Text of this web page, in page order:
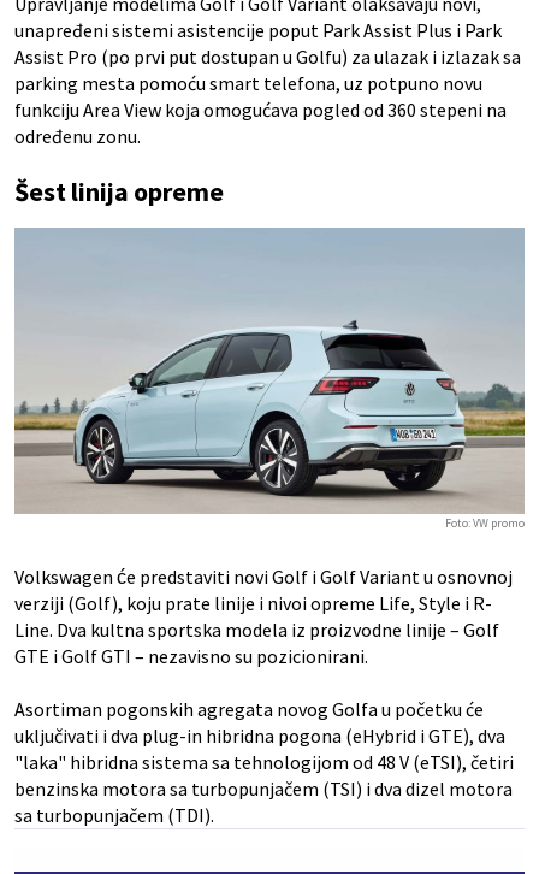
unapređeni sistemi asistencije poput Park Assist Plus i Park
Assist Pro (po prvi put dostupan u Golfu) za ulazak i izlazak sa
parking mesta pomoću smart telefona, uz potpuno novu
funkciju Area View koja omogućava pogled od 360 stepeni na
određenu zonu.
Šest linija opreme
Foto: VW promo
Volkswagen će predstaviti novi Golf i Golf Variant u osnovnoj
verziji (Golf), koju prate linije i nivoi opreme Life, Style i R-
Line. Dva kultna sportska modela iz proizvodne linije – Golf
GTE i Golf GTI – nezavisno su pozicionirani.
Asortiman pogonskih agregata novog Golfa u početku će
uključivati i dva plug-in hibridna pogona (eHybrid i GTE), dva
"laka" hibridna sistema sa tehnologijom od 48 V (eTSI), četiri
benzinska motora sa turbopunjačem (TSI) i dva dizel motora
sa turbopunjačem (TDI).